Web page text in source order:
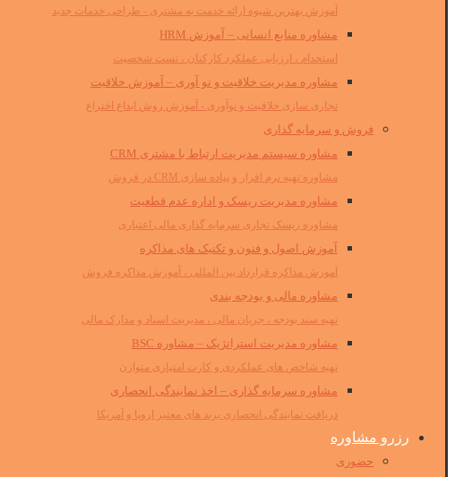
آموزش بهترین شیوه ارائه خدمت به مشتری - طراحی خدمات جدید
مشاوره منابع انسانی – آموزش HRM
استخدام ، ارزیابی عملکرد کارکنان ، تست شخصیت
مشاوره مدیریت خلاقیت و نو آوری – آموزش خلاقیت
تجاری سازی خلاقیت و نوآوری - آموزش روش ابداع اختراع
فروش و سرمایه گذاری
مشاوره سیستم مدیریت ارتباط با مشتری CRM
مشاوره تهیه نرم افزار و پیاده سازی CRM در فروش
مشاوره مدیریت ریسک و اداره عدم قطعیت
مشاوره ریسک تجاری سرمایه گذاری مالی اعتباری
آموزش اصول و فنون و تکنیک های مذاکره
آموزش مذاکره قرارداد بین المللی ، آموزش مذاکره فروش
مشاوره مالی و بودجه بندی
تهیه سند بودجه ، جریان مالی ، مدیریت اسناد و مدارک مالی
مشاوره مدیریت استراتژیک – مشاوره BSC
تهیه شاخص های عملکردی و کارت امتیازی متوازن
مشاوره سرمایه گذاری – اخذ نمایندگی انحصاری
دریافت نمایندگی انحصاری برند های معتبر اروپا و آمریکا
رزرو مشاوره
حضوری